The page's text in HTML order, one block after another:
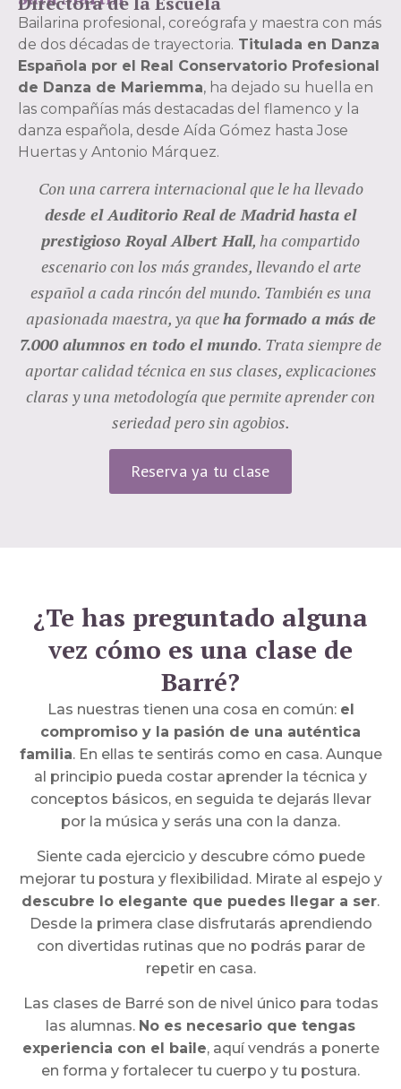
Bailarina profesional, coreógrafa y maestra con más
de dos décadas de trayectoria. Titulada en Danza
Española por el Real Conservatorio Profesional
de Danza de Mariemma, ha dejado su huella en
las compañías más destacadas del flamenco y la
danza española, desde Aída Gómez hasta Jose
Huertas y Antonio Márquez.
Con una carrera internacional que le ha llevado
desde el Auditorio Real de Madrid hasta el
prestigioso Royal Albert Hall, ha compartido
escenario con los más grandes, llevando el arte
español a cada rincón del mundo. También es una
apasionada maestra, ya queha formado a más de
7.000 alumnos en todo el mundo. Trata siempre de
aportar calidad técnica en sus clases, explicaciones
claras y una metodología que permite aprender con
seriedad pero sin agobios.
Reserva ya tu clase
¿Te has preguntado alguna
vez cómo es una clase de
Barré?
Las nuestras tienen una cosa en común: el
compromiso y la pasión de una auténtica
familia. En ellas te sentirás como en casa. Aunque
al principio pueda costar aprender la técnica y
conceptos básicos, en seguida te dejarás llevar
por la música y serás una con la danza.
Siente cada ejercicio y descubre cómo puede
mejorar tu postura y flexibilidad. Mirate al espejo y
descubre lo elegante que puedes llegar a ser.
Desde la primera clase disfrutarás aprendiendo
con divertidas rutinas que no podrás parar de
repetir en casa.
Las clases de Barré son de nivel único para todas
las alumnas. No es necesario que tengas
experiencia con el baile, aquí vendrás a ponerte
en forma y fortalecer tu cuerpo y tu postura.